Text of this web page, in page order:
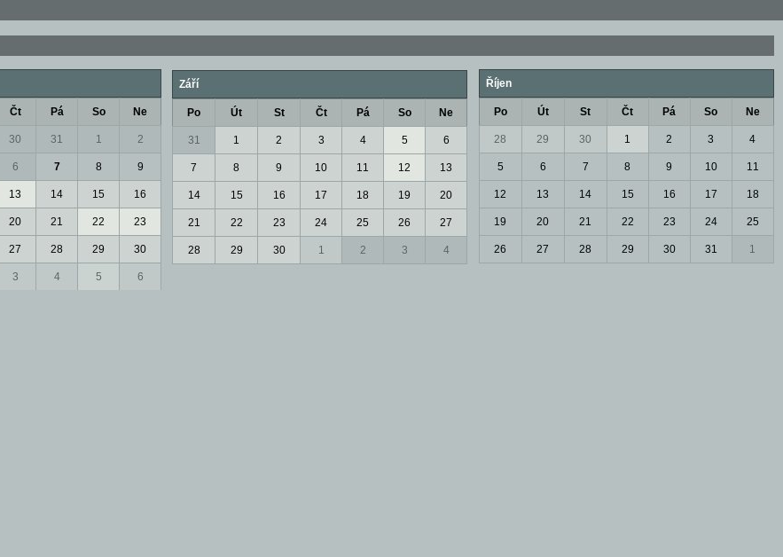
Čt Pá So Ne
30 31 1 2
6 7 8 9
13 14 15 16
20 21 22 23
27 28 29 30
3 4 5 6
Září
Po Út St Čt Pá So Ne
31 1 2 3 4 5 6
7 8 9 10 11 12 13
14 15 16 17 18 19 20
21 22 23 24 25 26 27
28 29 30 1 2 3 4
Říjen
Po Út St Čt Pá So Ne
28 29 30 1 2 3 4
5 6 7 8 9 10 11
12 13 14 15 16 17 18
19 20 21 22 23 24 25
26 27 28 29 30 31 1